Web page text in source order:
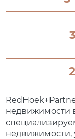
недвижимости
недвижимости,